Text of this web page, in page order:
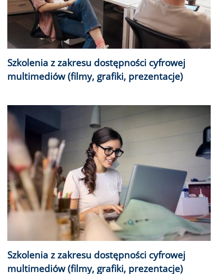
Szkolenia z zakresu dostępności cyfrowej
multimediów (filmy, grafiki, prezentacje)
Szkolenia z zakresu dostępności cyfrowej
multimediów (filmy, grafiki, prezentacje)